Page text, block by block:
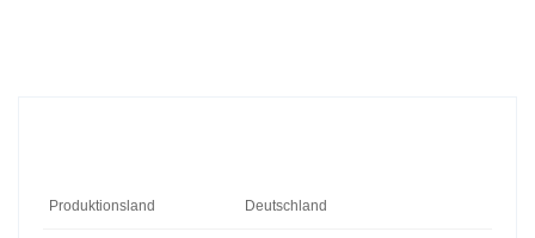
Produktionsland Deutschland